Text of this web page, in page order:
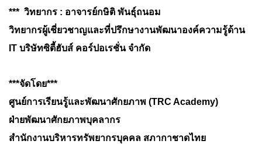
*** วิทยากร : อาจารย์กษิติ พันธุ์ถนอม
วิทยากรผู้เชี่ยวชาญและที่ปรึกษางานพัฒนาองค์ความรู้ด้าน
IT บริษัทซิตี้ฮับส์ คอร์ปอเรชั่น จำกัด
***จัดโดย***
ศูนย์การเรียนรู้และพัฒนาศักยภาพ (TRC Academy)
ฝ่ายพัฒนาศักยภาพบุคลากร
สำนักงานบริหารทรัพยากรบุคคล สภากาชาดไทย